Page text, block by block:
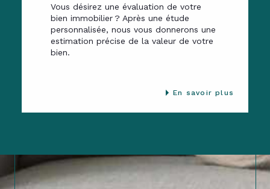
Vous désirez une évaluation de votre
bien immobilier ? Après une étude
personnalisée, nous vous donnerons une
estimation précise de la valeur de votre
bien.
En savoir plus